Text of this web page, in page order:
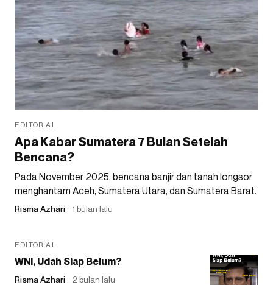
EDITORIAL
Apa Kabar Sumatera 7 Bulan Setelah
Bencana?
Pada November 2025, bencana banjir dan tanah longsor
menghantam Aceh, Sumatera Utara, dan Sumatera Barat.
Risma Azhari 1 bulan lalu
EDITORIAL
WNI, Udah Siap Belum?
Risma Azhari 2 bulan lalu